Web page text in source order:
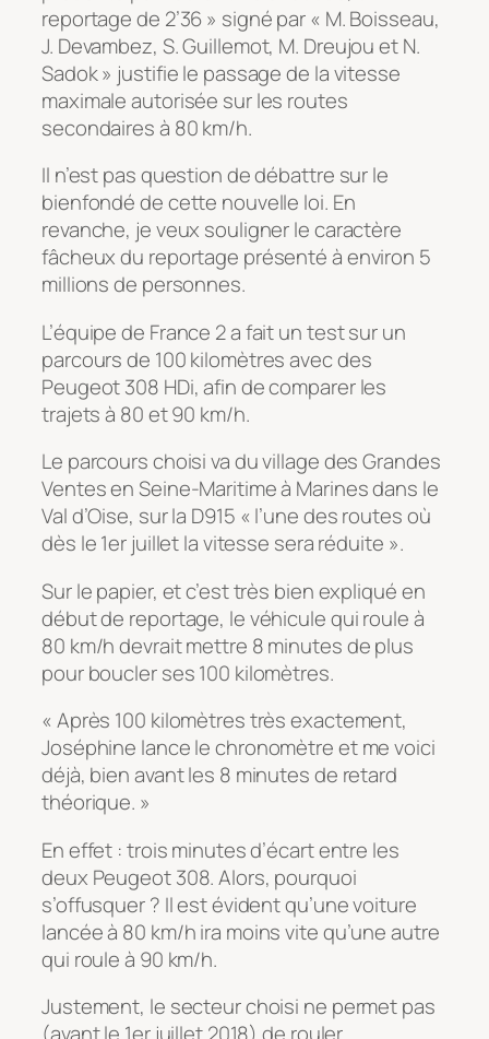
reportage de 2’36 » signé par « M. Boisseau,
J. Devambez, S. Guillemot, M. Dreujou et N.
Sadok » justifie le passage de la vitesse
maximale autorisée sur les routes
secondaires à 80 km/h.
Il n’est pas question de débattre sur le
bienfondé de cette nouvelle loi. En
revanche, je veux souligner le caractère
fâcheux du reportage présenté à environ 5
millions de personnes.
L’équipe de France 2 a fait un test sur un
parcours de 100 kilomètres avec des
Peugeot 308 HDi, afin de comparer les
trajets à 80 et 90 km/h.
Le parcours choisi va du village des Grandes
Ventes en Seine-Maritime à Marines dans le
Val d’Oise, sur la D915 « l’une des routes où
dès le 1er juillet la vitesse sera réduite ».
Sur le papier, et c’est très bien expliqué en
début de reportage, le véhicule qui roule à
80 km/h devrait mettre 8 minutes de plus
pour boucler ses 100 kilomètres.
« Après 100 kilomètres très exactement,
Joséphine lance le chronomètre et me voici
déjà, bien avant les 8 minutes de retard
théorique. »
En effet : trois minutes d’écart entre les
deux Peugeot 308. Alors, pourquoi
s’offusquer ? Il est évident qu’une voiture
lancée à 80 km/h ira moins vite qu’une autre
qui roule à 90 km/h.
Justement, le secteur choisi ne permet pas